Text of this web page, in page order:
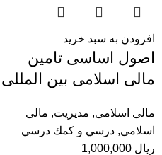
افزودن به سبد خرید
اصول اساسی تامین
مالی اسلامی بین المللی
مالی اسلامی, مديريت, مالی
اسلامی, درسي و كمك درسي
ریال